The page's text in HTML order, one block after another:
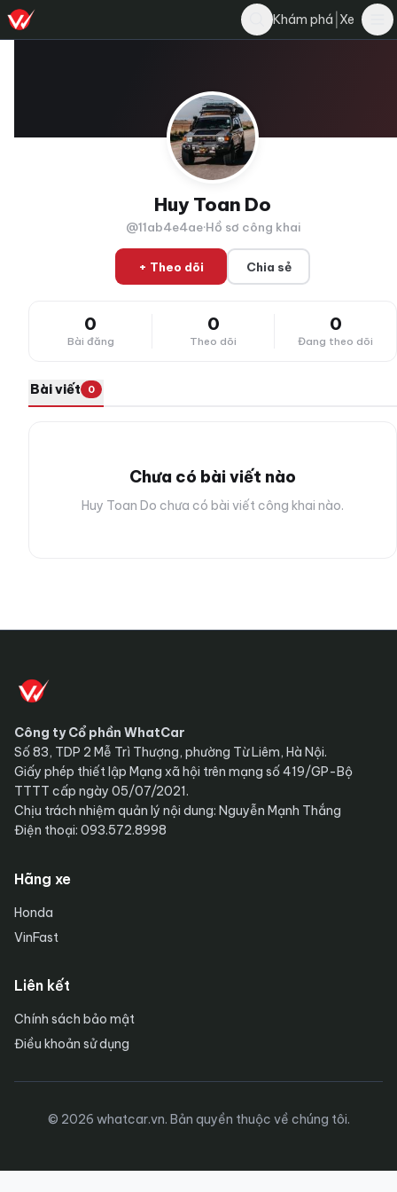
Khám phá Xe
Huy Toan Do
@11ab4e4ae·Hồ sơ công khai
0
Bài đăng
0
Theo dõi
0
Đang theo dõi
+ Theo dõi Chia sẻ
Bài viết 0
Chưa có bài viết nào
Huy Toan Do chưa có bài viết công khai nào.
Công ty Cổ phần WhatCar
Số 83, TDP 2 Mễ Trì Thượng, phường Từ Liêm, Hà Nội.
Giấy phép thiết lập Mạng xã hội trên mạng số 419/GP-Bộ
TTTT cấp ngày 05/07/2021.
Chịu trách nhiệm quản lý nội dung: Nguyễn Mạnh Thắng
Điện thoại: 093.572.8998
Hãng xe
Honda
VinFast
Liên kết
Chính sách bảo mật
Điều khoản sử dụng
© 2026 whatcar.vn. Bản quyền thuộc về chúng tôi.